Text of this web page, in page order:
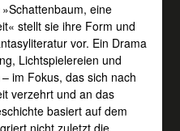
eine
stellt sie ihre Form und
vor. Ein Drama
Lichtspielereien und
im Fokus, das sich nach
verzehrt und an das
basiert auf dem
nicht zuletzt die